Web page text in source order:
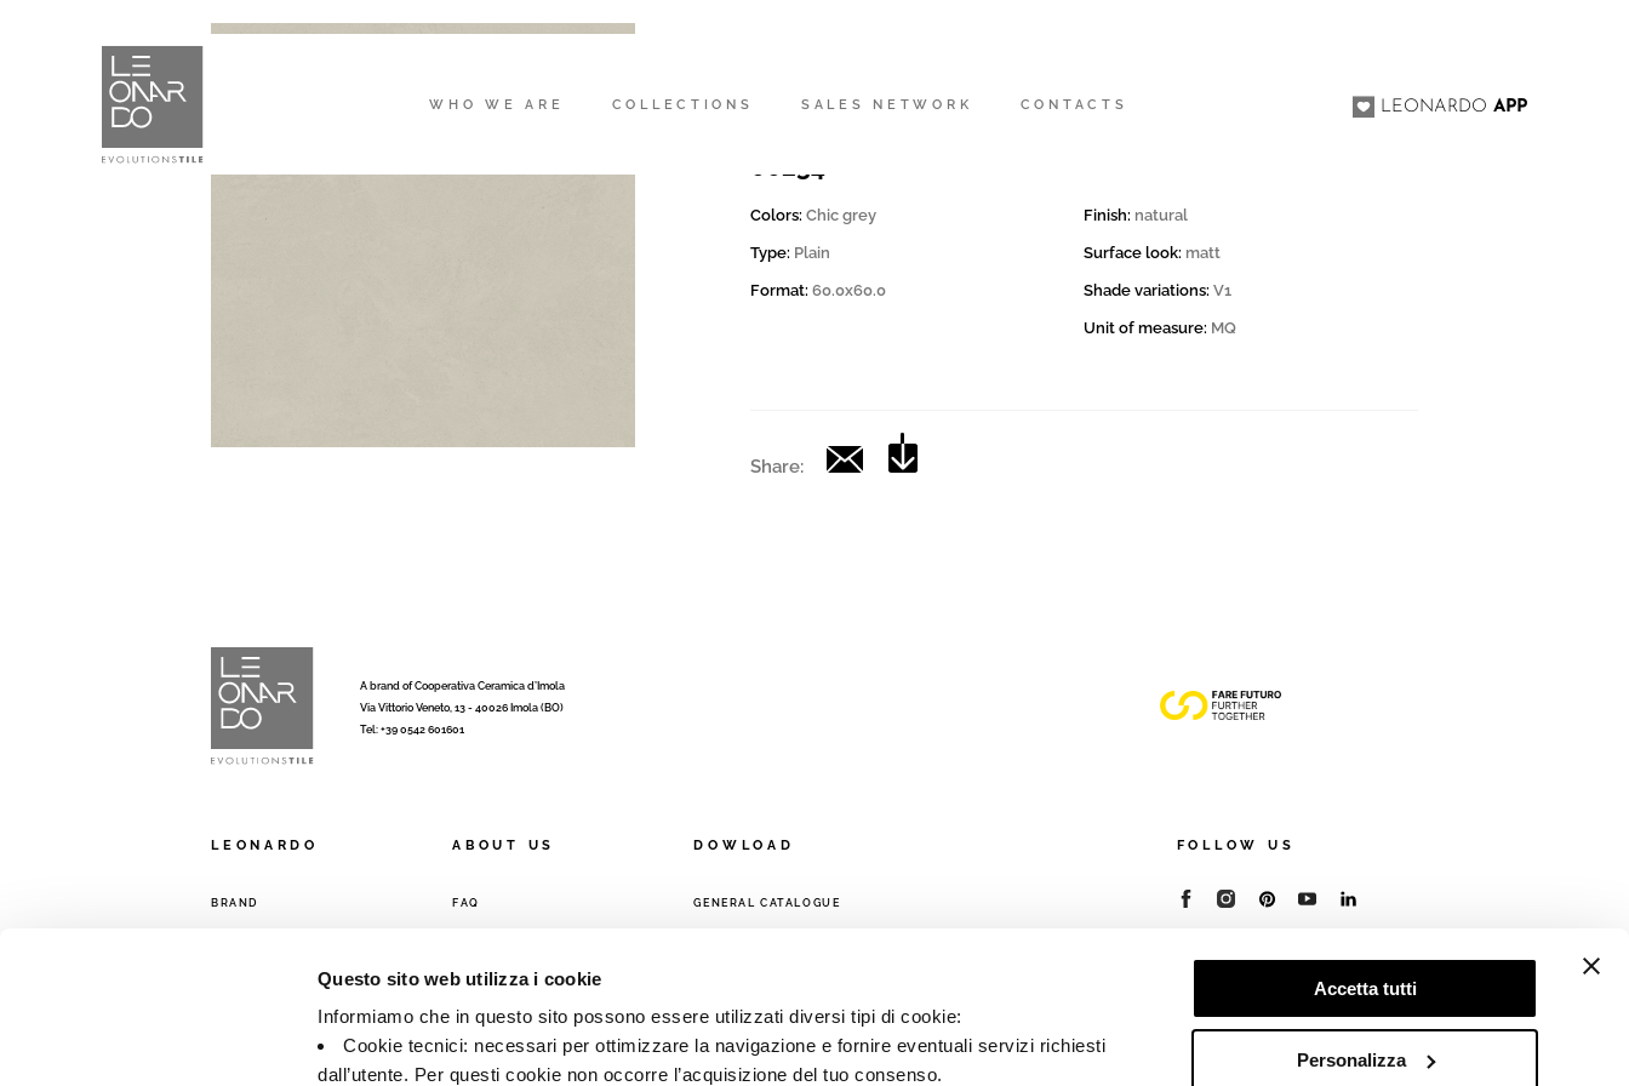
Questo sito web utilizza i cookie
Informiamo che in questo sito possono essere utilizzati diversi tipi di cookie:
Cookie tecnici: necessari per ottimizzare la navigazione e fornire eventuali servizi richiesti
dall’utente. Per questi cookie non occorre l’acquisizione del tuo consenso.
Accetta tutti
Personalizza
WHO WE ARE COLLECTIONS SALES NETWORK CONTACTS LEONARDOAPP
00234
Colors: Chic grey
Type: Plain
Format: 60.0x60.0
Finish: natural
Surface look: matt
Shade variations: V1
Unit of measure: MQ
Share:
A brand of Cooperativa Ceramica d’Imola
Via Vittorio Veneto, 13 - 40026 Imola (BO)
Tel: +39 0542 601601
LEONARDO
BRAND
ABOUT US
FAQ
DOWLOAD
GENERAL CATALOGUE
FOLLOW US
© 2026 - Cooperativa Ceramica d’Imola
R.E.A. BO 5545